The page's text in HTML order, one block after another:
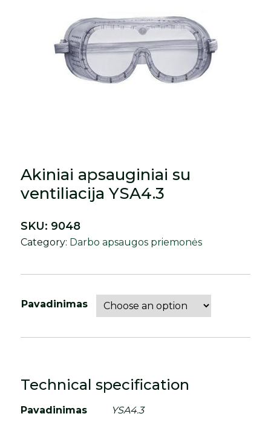
Akiniai apsauginiai su
ventiliacija YSA4.3
Pavadinimas
SKU: 9048
Category: Darbo apsaugos priemonės
Technical specification
Pavadinimas YSA4.3